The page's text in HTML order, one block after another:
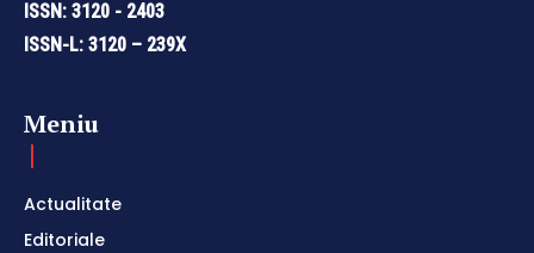
ISSN: 3120 - 2403
ISSN-L: 3120 – 239X
Meniu
Actualitate
Editoriale